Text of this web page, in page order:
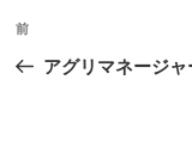
投
ナ
前
の
前
アグリマネージ